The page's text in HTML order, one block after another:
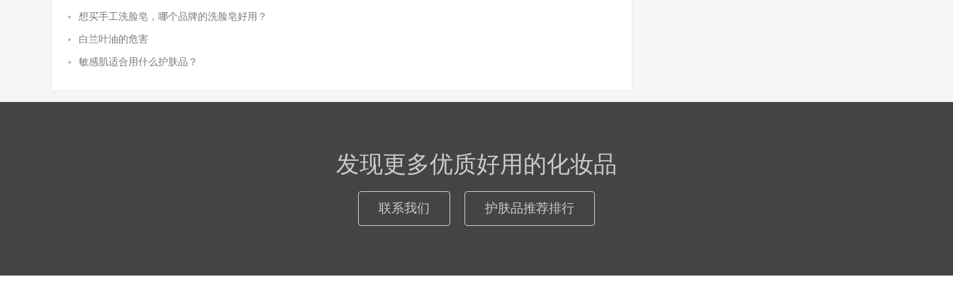
想买手工洗脸皂，哪个品牌的洗脸皂好用？
白兰叶油的危害
敏感肌适合用什么护肤品？
发现更多优质好用的化妆品
联系我们 护肤品推荐排行